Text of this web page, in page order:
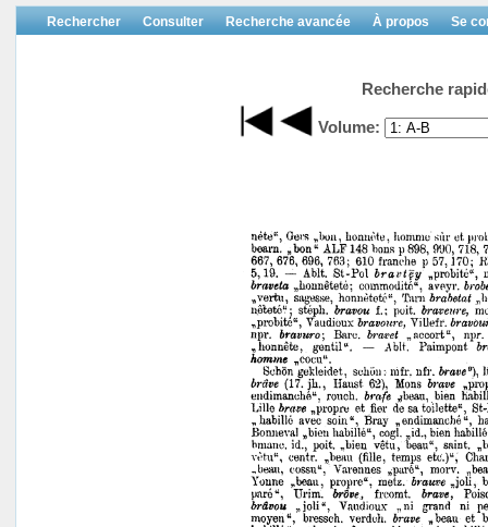
Rechercher Consulter Recherche avancée À propos Se
Recherche
Volume: